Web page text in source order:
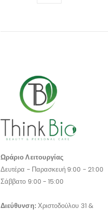
Ωράριο Λειτουργίας
Δευτέρα - Παρασκευή 9:00 - 21:00
Σάββατο 9:00 - 15:00
Διεύθυνση: Χριστοδούλου 31 &